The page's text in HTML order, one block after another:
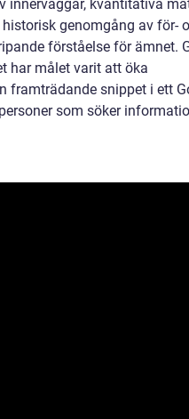
innerväggar, kvantitativa
genomgång av för-
förståelse för ämnet.
har målet varit att öka
framträdande snippet i ett
som söker